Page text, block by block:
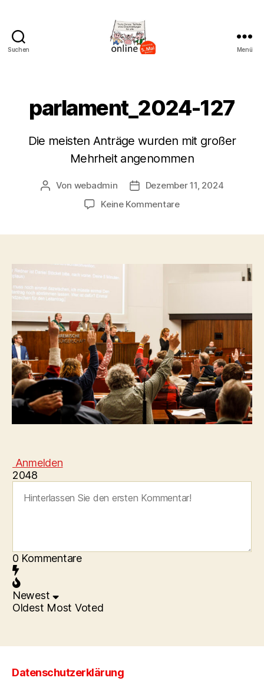
Suchen Menü
parlament_2024-127
Die meisten Anträge wurden mit großer
Mehrheit angenommen
Beitragsautor
Von webadmin Beitragsdatum
Dezember 11, 2024
Keine Kommentarezu
Anmelden
2048
0 Kommentare
Newest
Oldest Most Voted
Datenschutzerklärung